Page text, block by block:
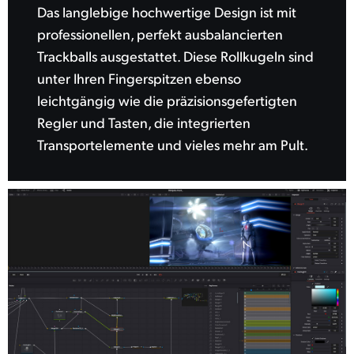
Das langlebige hochwertige Design ist mit
professionellen, perfekt ausbalancierten
Trackballs ausgestattet. Diese Rollkugeln sind
unter Ihren Fingerspitzen ebenso
leichtgängig wie die präzisionsgefertigten
Regler und Tasten, die integrierten
Transportelemente und vieles mehr am Pult.